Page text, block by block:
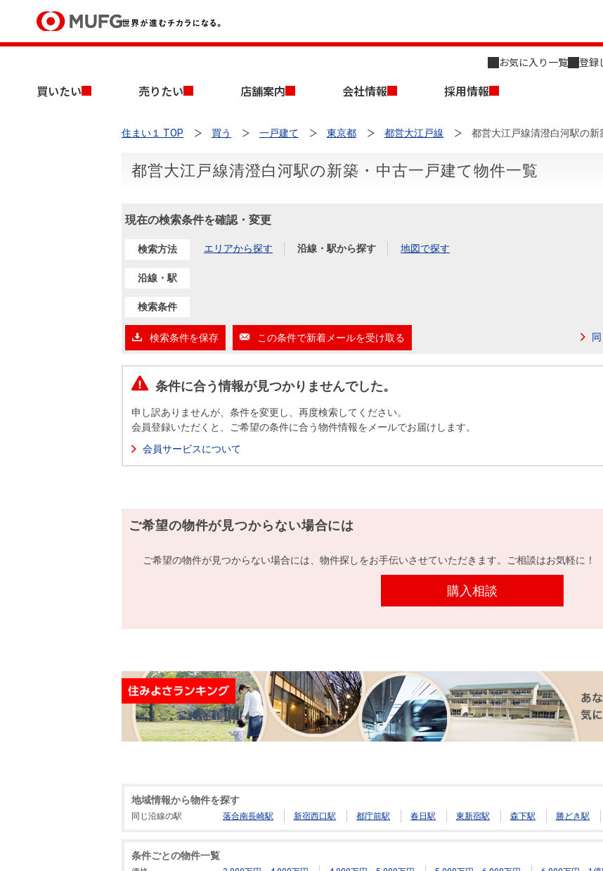
お気に入り一覧 登録
買いたい 売りたい 店舗案内 会社情報 採用情報
買いたいTOP
中古マンションを探す 新築・中古一戸建てを探す
投資用物件を探す
購入向けサービス
住まいと暮らしの税金の本（電子ブック） 購入ガイド
売りたいTOP
無料査定 売却相談
売却時手取り金額試算
売却向けサービス
住まいと暮らしの税金の本（電子ブック） 売却ガイド
店舗案内TOP
会社情報TOP
採用情報TOP
売りたい
住まい１ TOP 買う 一戸建て 東京都 都営大江戸線 都営大江戸線清澄白河駅の
都営大江戸線清澄白河駅の新築・中古一戸建て物件一覧
現在の検索条件を確認・変更
検索方法 エリアから探す 沿線・駅から探す 地図で探す
沿線・駅
検索条件
検索条件を保存 この条件で新着メールを受け取る
条件に合う情報が見つかりませんでした。
申し訳ありませんが、条件を変更し、再度検索してください。
会員登録いただくと、ご希望の条件に合う物件情報をメールでお届けします。
会員サービスについて
ご希望の物件が見つからない場合には
ご希望の物件が見つからない場合には、物件探しをお手伝いさせていただきます。ご相談はお気軽に！
購入相談
地域情報から物件を探す
同じ沿線の駅 落合南長崎駅 新宿西口駅 都庁前駅 春日駅 東新宿駅 森下駅 勝どき駅
条件ごとの物件一覧